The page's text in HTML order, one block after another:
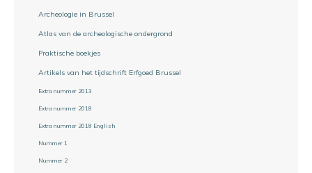
Archeologie in Brussel
Atlas van de archeologische ondergrond
Praktische boekjes
Artikels van het tijdschrift Erfgoed Brussel
Extra nummer 2013
Extra nummer 2018
Extra nummer 2018 English
Nummer 1
Nummer 2